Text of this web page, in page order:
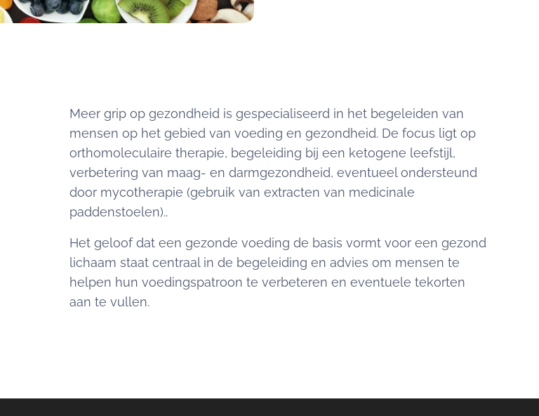
Meer grip op gezondheid is gespecialiseerd in het begeleiden van
mensen op het gebied van voeding en gezondheid. De focus ligt op
orthomoleculaire therapie, begeleiding bij een ketogene leefstijl,
verbetering van maag- en darmgezondheid, eventueel ondersteund
door mycotherapie (gebruik van extracten van medicinale
paddenstoelen)..
Het geloof dat een gezonde voeding de basis vormt voor een gezond
lichaam staat centraal in de begeleiding en advies om mensen te
helpen hun voedingspatroon te verbeteren en eventuele tekorten
aan te vullen.